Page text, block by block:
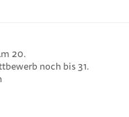
20.
noch bis 31.